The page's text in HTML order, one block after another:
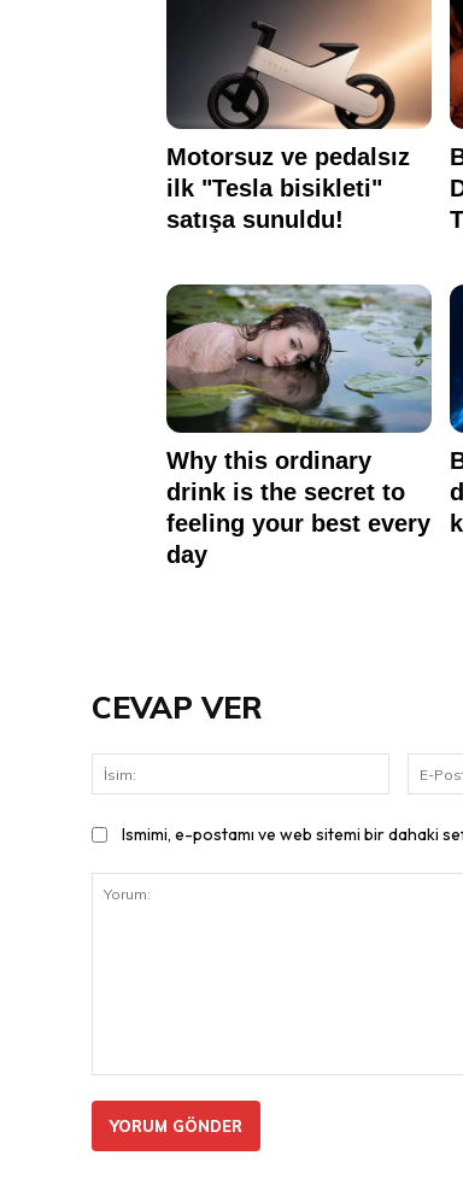
CEVAP VER
Ismimi, e-postamı ve web sitemi bir dahaki